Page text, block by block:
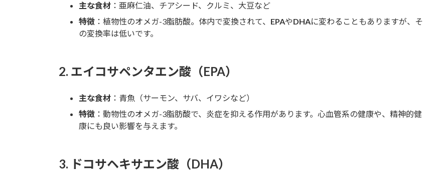
主な食材 ：亜麻仁油、チアシード、クルミ、大豆など
特徴 ：植物性のオメガ-3脂肪酸。体内で変換されて、 EPAやDHAに変わることもありますが、そ
の変換率は低いです。
2. エイコサペンタエン酸（EPA）
主な食材 ：青魚（サーモン、サバ、イワシなど）
特徴 ：動物性のオメガ-3脂肪酸で、炎症を抑える作用があります。心血管系の健康や、精神的健
康にも良い影響を与えます。
3. ドコサヘキサエン酸（DHA）